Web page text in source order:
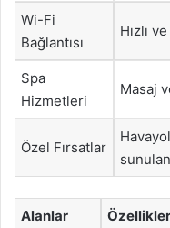
Wi-Fi
Bağlantısı
Hızlı
Spa
Hizmetleri
Masaj
Özel Fırsatlar
Alanlar Özellikler